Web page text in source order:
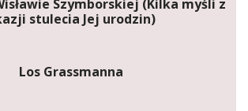
Szymborskiej (Kilka myśli z
stulecia Jej urodzin)
Los Grassmanna